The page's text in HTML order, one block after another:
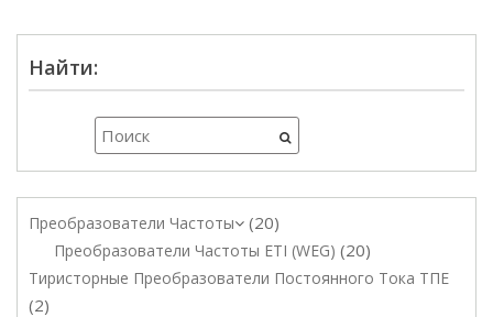
Найти:
Преобразователи Частоты 20
Преобразователи Частоты ETI (WEG) 20
Тиристорные Преобразователи Постоянного Тока ТПЕ
2